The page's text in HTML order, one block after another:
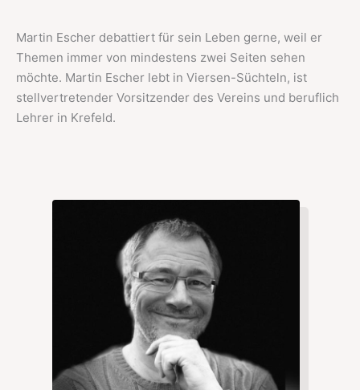
Martin Escher debattiert für sein Leben gerne, weil er
Themen immer von mindestens zwei Seiten sehen
möchte. Martin Escher lebt in Viersen-Süchteln, ist
stellvertretender Vorsitzender des Vereins und beruflich
Lehrer in Krefeld.